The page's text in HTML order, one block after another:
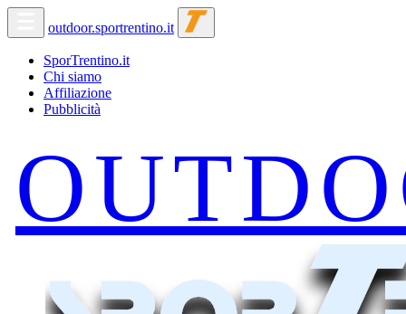
outdoor.sportrentino.it
SporTrentino.it
Chi siamo
Affiliazione
Pubblicità